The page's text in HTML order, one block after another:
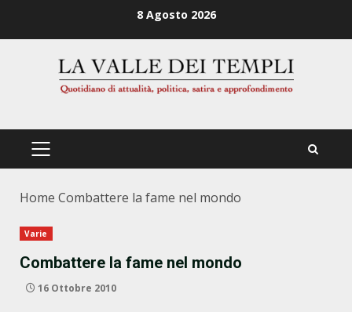
8 Agosto 2026
PRIMÄRES
Home Combattere la fame nel mondo
Varie
Combattere la fame nel mondo
16 Ottobre 2010